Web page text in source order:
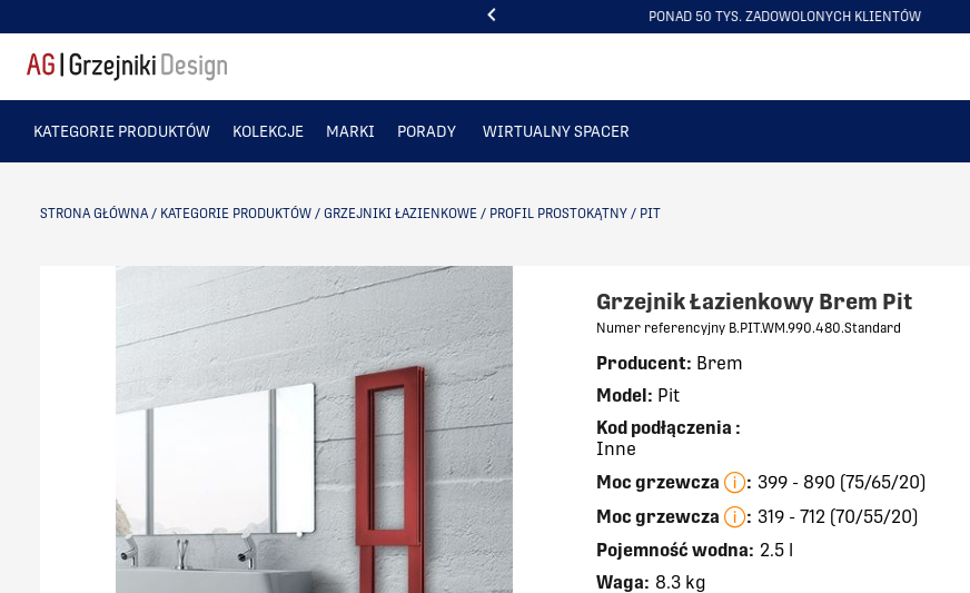
PONAD 50 TYS. ZADOWOLONYCH KLIENTÓW
ITEM
KATEGORIE PRODUKTÓW KOLEKCJE MARKI PORADY WIRTUALNY SPACER
STRONA GŁÓWNA / KATEGORIE PRODUKTÓW / GRZEJNIKI ŁAZIENKOWE / PROFIL PROSTOKĄTNY / PIT
Grzejnik Łazienkowy Brem Pit
Numer referencyjny B.PIT.WM.990.480.Standard
Producent: Brem
Model: Pit
Kod podłączenia :
Inne
Moc grzewcza
: 399 - 890 (75/65/20)
Moc grzewcza
: 319 - 712 (70/55/20)
Pojemność wodna: 2.5 l
Waga: 8.3 kg